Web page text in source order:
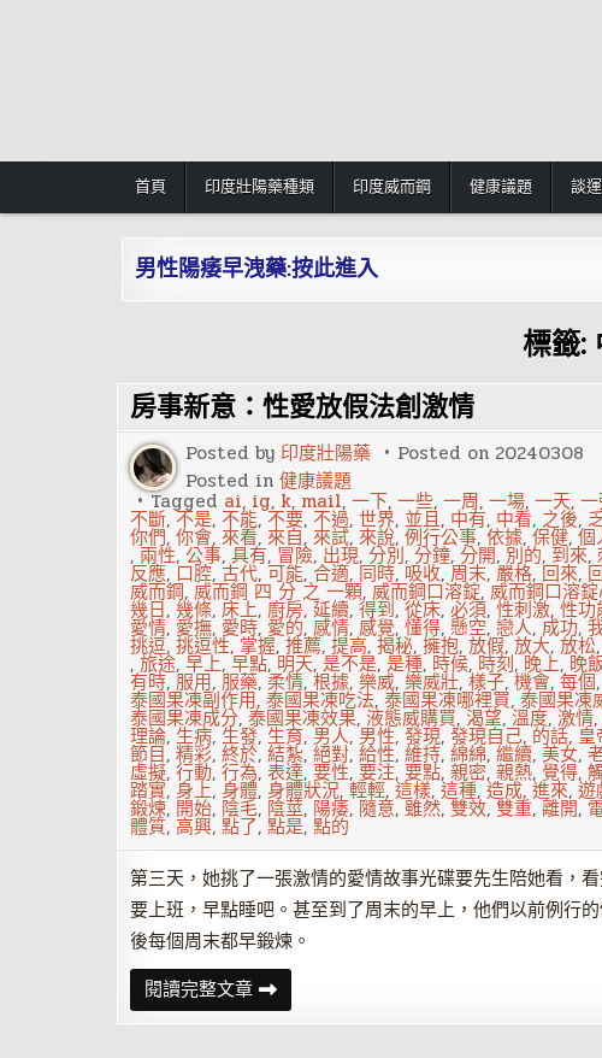
首頁 印度壯陽藥種類 印度威而鋼 健康議題 談
男性陽痿早洩藥:按此進入
標籤:
房事新意：性愛放假法創激情
Posted by 印度壯陽藥 Posted on 20240308
Posted in 健康議題
Tagged ai, ig, k, mail, 一下, 一些, 一周, 一場, 一天,
不斷,不是, 不能,不要, 不過, 世界, 並且, 中有, 中看, 之後,
你們, 你會, 來看, 來自, 來試, 來說, 例行公事,依據,保健,個
,兩性,公事,具有,冒險,出現,分別,分鐘,分開,別的, 到來,
反應, 口腔, 古代,可能,合適,同時,吸收,周末,嚴格,回來,
威而鋼,威而鋼 四 分 之 一顆,威而鋼口溶錠,威而鋼口溶
幾日,幾條,床上, 廚房,延續,得到,從床,必須,性刺激,性功
愛情, 愛撫, 愛時, 愛的, 感情, 感覺, 懂得, 懸空, 戀人,成功,
挑逗, 挑逗性,掌握,推薦,提高,揭秘, 擁抱, 放假,放大,放松
,旅途,早上,早點,明天,是不是,是種,時候,時刻,晚上,晚
有時,服用, 服藥,柔情,根據, 樂威, 樂威壯,樣子,機會, 每個
泰國果凍副作用, 泰國果凍吃法,泰國果凍哪裡買,泰國果
泰國果凍成分,泰國果凍效果, 液態威購買,渴望,溫度,激情,
理論,生病,生發,生育,男人,男性,發現, 發現自己,的話,皇
節目, 精彩, 終於, 結紮, 絕對, 給性, 維持, 綿綿,繼續, 美女,
虛擬, 行動, 行為, 表達, 要性, 要注, 要點, 親密, 親熱, 覺得,
踏實, 身上, 身體, 身體狀況, 輕輕, 這樣,這種,造成,進來,遊
鍛煉, 開始, 陰毛, 陰莖,陽痿, 隨意,雖然,雙效,雙重,離開,
體質, 高興, 點了, 點是, 點的
第三天，她挑了一張激情的愛情故事光碟要先生陪她看，
要上班，早點睡吧。甚至到了周末的早上，他們以前例行
後每個周末都早鍛煉。
閱讀完整文章房
事
新